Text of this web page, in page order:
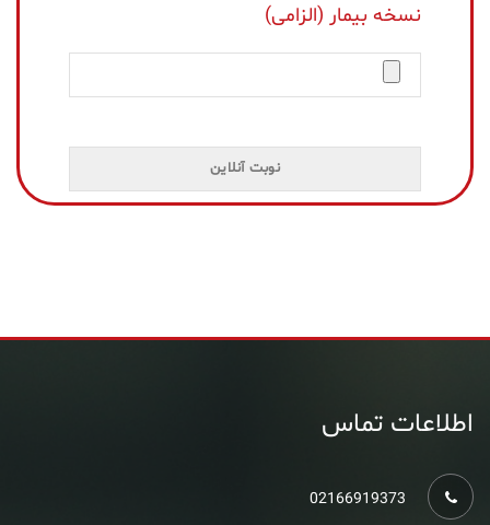
نسخه بیمار (الزامی)
اطلاعات تماس
02166919373